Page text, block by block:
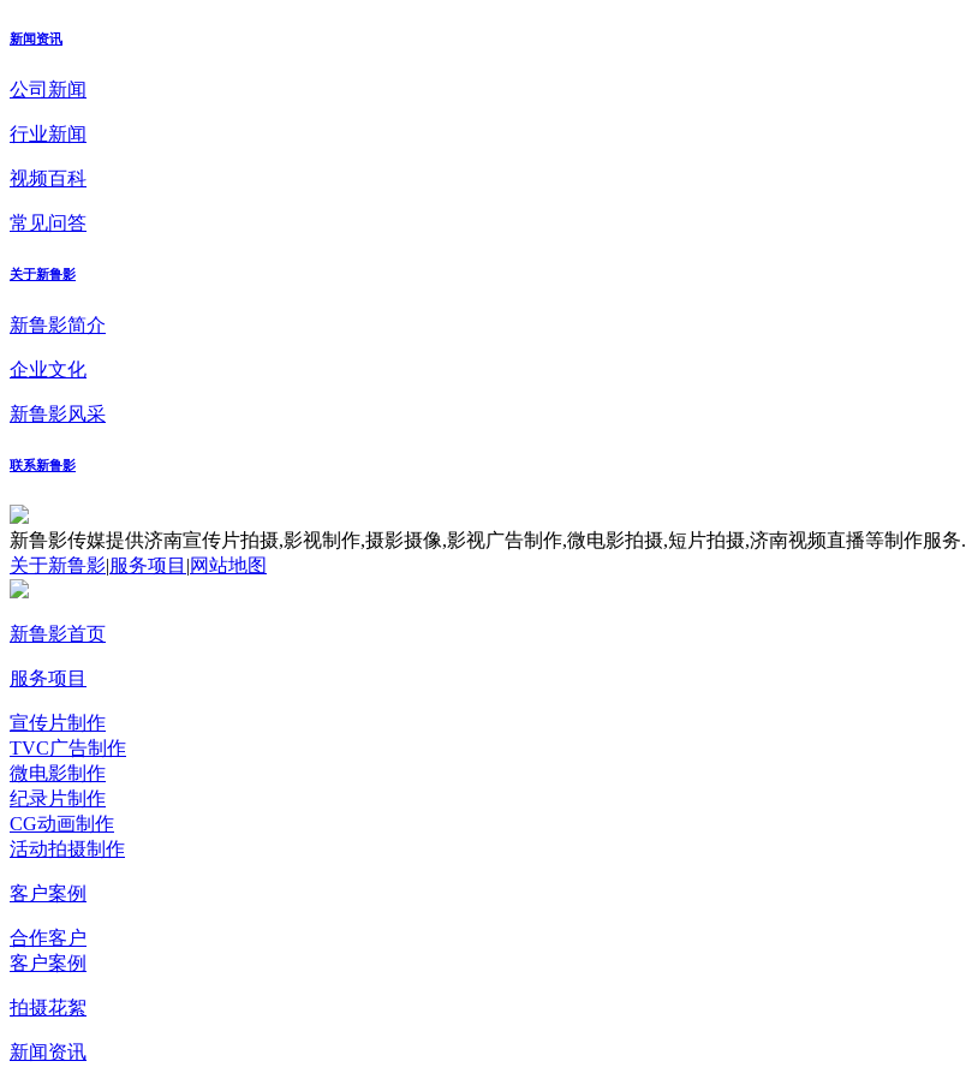
新闻资讯
公司新闻
行业新闻
视频百科
常见问答
关于新鲁影
新鲁影简介
企业文化
新鲁影风采
联系新鲁影
新鲁影传媒提供济南宣传片拍摄,影视制作,摄影摄像,影视广告制作,微电影拍摄,短片拍摄,济南视频直播等制作服务.
关于新鲁影|服务项目 |网站地图
新鲁影首页
服务项目
宣传片制作
TVC广告制作
微电影制作
纪录片制作
CG动画制作
活动拍摄制作
客户案例
合作客户
客户案例
拍摄花絮
新闻资讯